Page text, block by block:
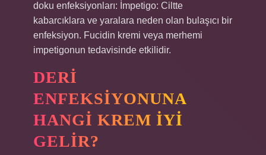
doku enfeksiyonları: İmpetigo: Ciltte
kabarcıklara ve yaralara neden olan bulaşıcı bir
enfeksiyon. Fucidin kremi veya merhemi
impetigonun tedavisinde etkilidir.
DERI
ENFEKSIYONUNA
HANGI KREM IYI
GELIR?